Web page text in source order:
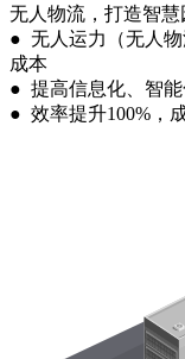
无人物流，打造智慧
● 无人运力（无人
成本
● 提高信息化、智
● 效率提升100%，